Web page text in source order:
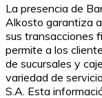
La presencia de
Alkosto garantiza
sus transacciones
permite a los
de sucursales y
variedad de
S.A. Esta